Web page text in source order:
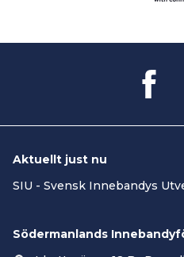
Aktuellt just nu
SIU - Svensk Innebandys
Södermanlands